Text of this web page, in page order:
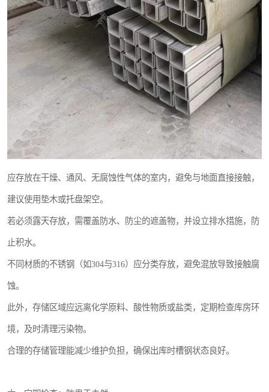
应存放在干燥、通风、无腐蚀性气体的室内，避免与地面直接接触，
建议使用垫木或托盘架空。
若必须露天存放，需覆盖防水、防尘的遮盖物，并设立排水措施，防
止积水。
不同材质的不锈钢（如304与316）应分类存放，避免混放导致接触腐
蚀。
此外，存储区域应远离化学原料、酸性物质或盐类，定期检查库房环
境，及时清理污染物。
合理的存储管理能减少维护负担，确保出库时槽钢状态良好。